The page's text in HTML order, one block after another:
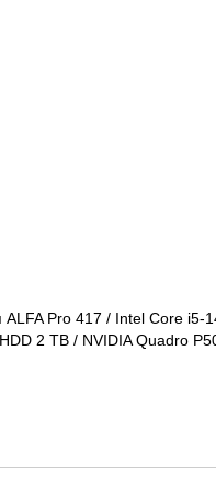
ALFA Pro 417 / Intel Core i5-
2 TB / NVIDIA Quadro